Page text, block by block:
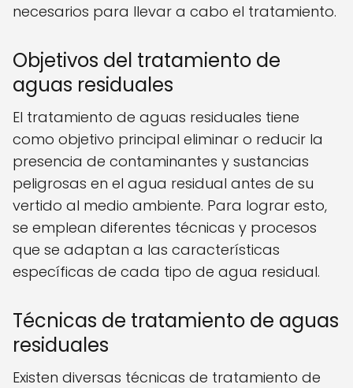
necesarios para llevar a cabo el tratamiento.
Objetivos del tratamiento de
aguas residuales
El tratamiento de aguas residuales tiene
como objetivo principal eliminar o reducir la
presencia de contaminantes y sustancias
peligrosas en el agua residual antes de su
vertido al medio ambiente. Para lograr esto,
se emplean diferentes técnicas y procesos
que se adaptan a las características
específicas de cada tipo de agua residual.
Técnicas de tratamiento de aguas
residuales
Existen diversas técnicas de tratamiento de